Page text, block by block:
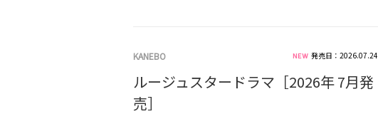
KANEBO 発売日：2026.07.24
ルージュスタードラマ［2026年 7月発
売］